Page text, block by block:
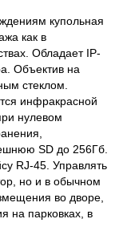
купольная
как в
Обладает IP-
Объектив на
стеклом.
инфракрасной
нулевом
SD до 256Гб.
RJ-45. Управлять
но и в обычном
во дворе,
на парковках, в